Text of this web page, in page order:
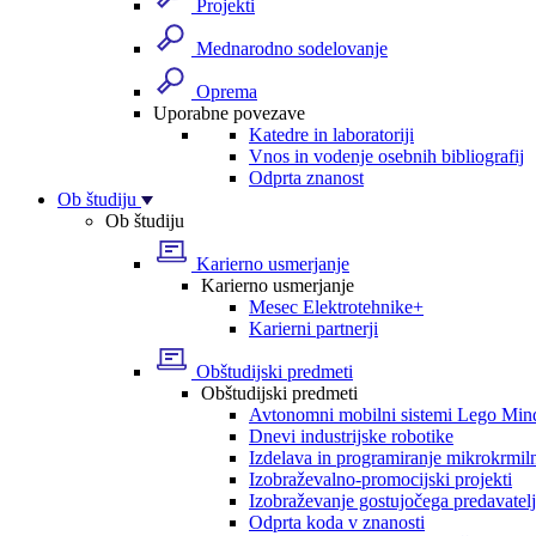
Projekti
Mednarodno sodelovanje
Oprema
Uporabne povezave
Katedre in laboratoriji
Vnos in vodenje osebnih bibliografij
Odprta znanost
Ob študiju
Ob študiju
Karierno usmerjanje
Karierno usmerjanje
Mesec Elektrotehnike+
Karierni partnerji
Obštudijski predmeti
Obštudijski predmeti
Avtonomni mobilni sistemi Lego
Dnevi industrijske robotike
Izdelava in programiranje
Izobraževalno-promocijski projekti
Izobraževanje gostujočega
Odprta koda v znanosti